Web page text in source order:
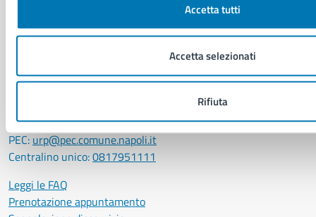
Accetta tutti
Accetta selezionati
Rifiuta
CF: 80014890638
LEI: 8156007FF4DEB97ABA09
Servizio Protocollo, URP e Albo Pretorio
PEC: urp@pec.comune.napoli.it
Centralino unico:0817951111
Leggi le FAQ
Prenotazione appuntamento